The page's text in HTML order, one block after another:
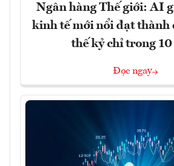
Ngân hàng Thế giới: AI
kinh tế mới nổi đạt thành
thế kỷ chỉ trong
Đọc ngay